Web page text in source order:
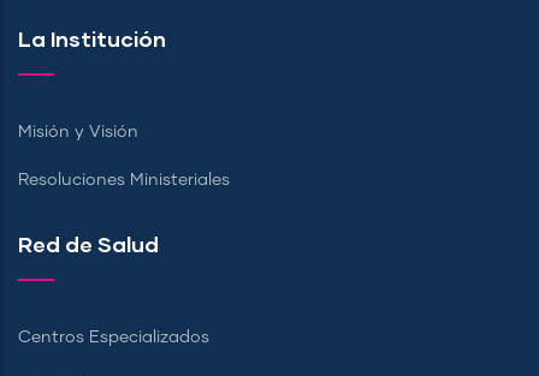
La Institución
Misión y Visión
Resoluciones Ministeriales
Red de Salud
Centros Especializados